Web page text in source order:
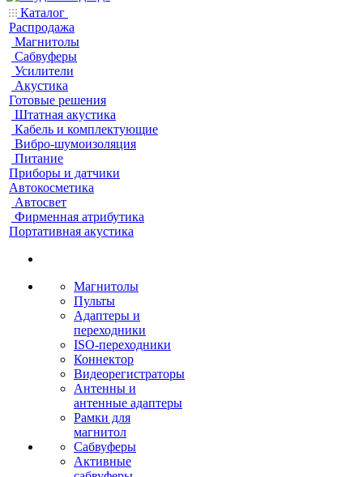
Каталог
Распродажа
Магнитолы
Сабвуферы
Усилители
Акустика
Готовые решения
Штатная акустика
Кабель и комплектующие
Вибро-шумоизоляция
Питание
Приборы и датчики
Автокосметика
Автосвет
Фирменная атрибутика
Портативная акустика
Магнитолы
Пульты
Адаптеры и
переходники
ISO-переходники
Коннектор
Видеорегистраторы
Антенны и
антенные адаптеры
Рамки для
магнитол
Сабвуферы
Активные